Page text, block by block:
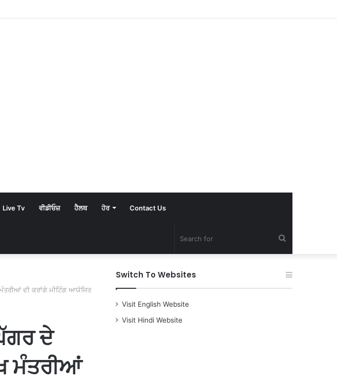
Live Tv ਵੀਡੀਓਜ਼ ਹੈਲਥ ਹੋਰ Contact Us
ਦੀ ਕਰਾਂਗੇ ਮੀਟਿੰਗ ਆਯੋਜਿਤ
ਦੇ
ਮੰਤਰੀਆਂ
Switch To Websites
Visit English Website
Visit Hindi Website